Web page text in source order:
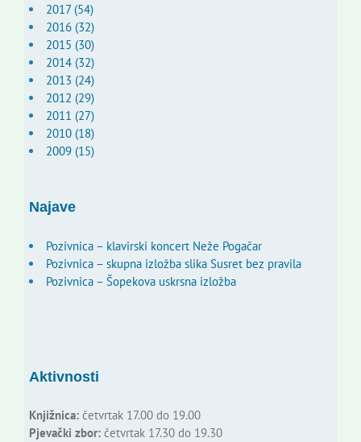
2017 (54)
2016 (32)
2015 (30)
2014 (32)
2013 (24)
2012 (29)
2011 (27)
2010 (18)
2009 (15)
Najave
Pozivnica – klavirski koncert Neže Pogačar
Pozivnica – skupna izložba slika Susret bez pravila
Pozivnica – Šopekova uskrsna izložba
Aktivnosti
Knjižnica:četvrtak 17.00 do 19.00
Pjevački zbor:četvrtak 17.30 do 19.30